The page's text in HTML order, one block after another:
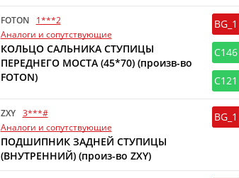
FOTON
1***2
Аналоги и сопутствующие
КОЛЬЦО САЛЬНИКА СТУПИЦЫ
ПЕРЕДНЕГО МОСТА (45*70) (произв-во
FOTON)
BG_1
C146
C121
ZXY
3***#
Аналоги и сопутствующие
ПОДШИПНИК ЗАДНЕЙ СТУПИЦЫ
(ВНУТРЕННИЙ) (произ-во ZXY)
BG_1